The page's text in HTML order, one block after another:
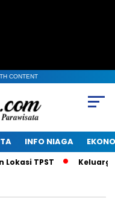
CONTENT
INFO NIAGA
TPST Keluarga